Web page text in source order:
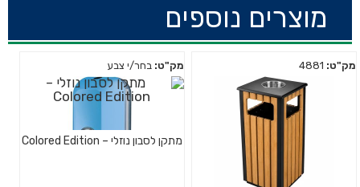
מוצרים נוספים
מק"ט: מק"ט: בחר/י צבע
מתקן לסבון נוזלי – Colored Edition